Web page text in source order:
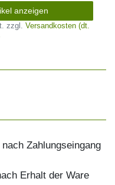
anzeigen
zzgl.Versandkosten (dt.
Zahlungseingang
Erhalt der Ware